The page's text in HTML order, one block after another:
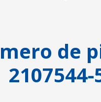
de
2107544-